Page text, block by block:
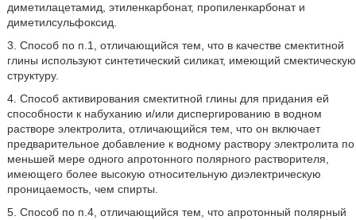
диметилацетамид, этиленкарбонат, пропиленкарбонат и
диметилсульфоксид.
3. Способ по п.1, отличающийся тем, что в качестве смектитной
глины используют синтетический силикат, имеющий смектическую
структуру.
4. Способ активирования смектитной глины для придания ей
способности к набуханию и/или диспергированию в водном
растворе электролита, отличающийся тем, что он включает
предварительное добавление к водному раствору электролита по
меньшей мере одного апротонного полярного растворителя,
имеющего более высокую относительную диэлектрическую
проницаемость, чем спирты.
5. Способ по п.4, отличающийся тем, что апротонный полярный